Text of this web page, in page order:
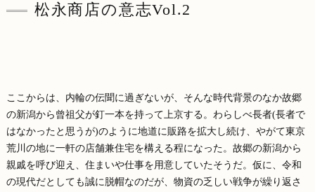
松永商店の意志Vol.2
ここからは、内輪の伝聞に過ぎないが、 そんな時代背景のなか故郷
の新潟から曾祖父が釘一本を持って上京する。わらしべ長者(長者で
はなかったと思うが)のように地道に販路を拡大し続け、 やがて東京
荒川の地に一軒の店舗兼住宅を構える程になった。 故郷の新潟から
親戚を呼び迎え、 住まいや仕事を用意していたそうだ。仮に、 令和
の現代だとしても誠に脱帽なのだが、 物資の乏しい戦争が繰り返さ